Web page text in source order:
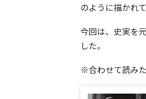
のように描かれ
今回は、史実を
した。
※合わせて読み